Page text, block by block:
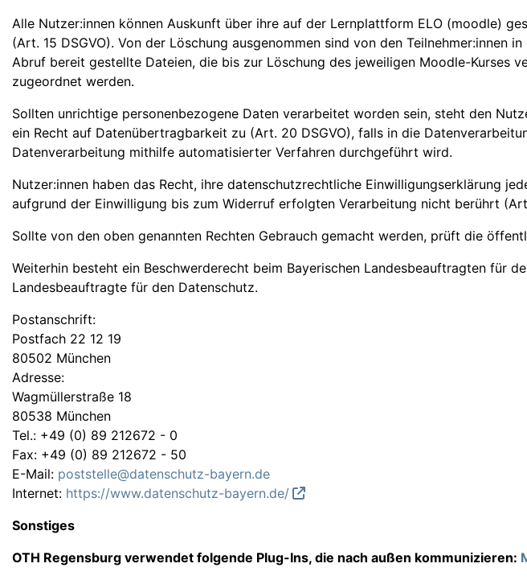
Alle Nutzer:innen können Auskunft über ihre auf der Lernplattform ELO (moodle)
(Art. 15 DSGVO). Von der Löschung ausgenommen sind von den
Abruf bereit gestellte Dateien, die bis zur Löschung des jeweiligen Moodle-Kurses
zugeordnet werden.
Sollten unrichtige personenbezogene Daten verarbeitet worden sein, steht den
ein Recht auf Datenübertragbarkeit zu (Art. 20 DSGVO), falls in die
Datenverarbeitung mithilfe automatisierter Verfahren durchgeführt wird.
Nutzer:innen haben das Recht, ihre datenschutzrechtliche Einwilligungserklärung
aufgrund der Einwilligung bis zum Widerruf erfolgten Verarbeitung nicht berührt
Sollte von den oben genannten Rechten Gebrauch gemacht werden, prüft die
Weiterhin besteht ein Beschwerderecht beim Bayerischen Landesbeauftragten für
Landesbeauftragte für den Datenschutz.
Postanschrift:
Postfach 22 12 19
80502 München
Adresse:
Wagmüllerstraße 18
80538 München
Tel.: +49 (0) 89 212672 - 0
Fax: +49 (0) 89 212672 - 50
E-Mail: poststelle@datenschutz-bayern.de
Internet: https://www.datenschutz-bayern.de/
Sonstiges
OTH Regensburg verwendet folgende Plug-Ins, die nach außen kommunizieren: